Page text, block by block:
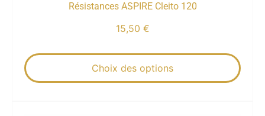
Résistances ASPIRE Cleito 120
15,50 €
Choix des options